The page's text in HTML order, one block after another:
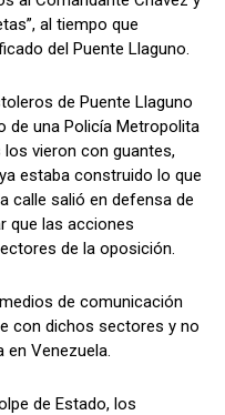
al tiempo que
del Puente Llaguno.
de Puente Llaguno
de una Policía Metropolita
vieron con guantes,
estaba construido lo que
calle salió en defensa de
que las acciones
de la oposición.
de comunicación
con dichos sectores y no
en Venezuela.
de Estado, los